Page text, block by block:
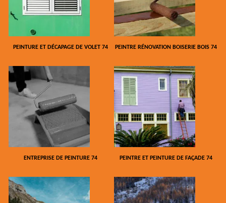
PEINTURE ET DÉCAPAGE DE VOLET 74 PEINTRE RÉNOVATION BOISERIE BOIS 74
ENTREPRISE DE PEINTURE 74 PEINTRE ET PEINTURE DE FAÇADE 74